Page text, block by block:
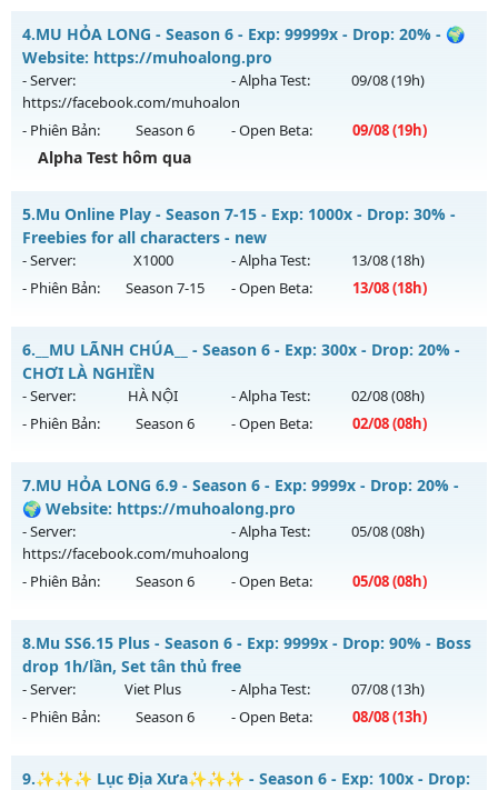
Thể loại: Mu Nguyên bản Webzen
Antihack: OK
Mu Tu Tiên - Miễn Phí 99% Mốc Nạp 200K
Mu mới ra tháng 08 2026 - Mở máy chủ
vào 13h ngày 12/08/2626
Exp: 9999x - Drop: 80%
Kiểu reset: Reset In Game
Antihack: Shark
4.MU HỎA LONG - Season 6 - Exp: 99999x - Drop: 20% - 🌍
Website: https://muhoalong.pro
- Server:
https://facebook.com/muhoalon
- Alpha Test: 09/08(19h)
- Phiên Bản: Season 6 - Open Beta: 09/08(19h)
Alpha Test hôm qua
MU HỎA LONG - 🌍 Website: https://muhoalong.pro
Mu mới ra tháng 08 2026 - Mở máy chủ
https://facebook.com/muhoalonvào 19h ngày 09/08/2626
Exp: 99999x - Drop: 20%
Thể loại: Mu Nguyên bản Webzen
Antihack: XShield
5.Mu Online Play - Season 7-15 - Exp: 1000x - Drop: 30% -
Freebies for all characters - new
- Server: X1000 - Alpha Test: 13/08(18h)
- Phiên Bản:
Season 7-15 - Open Beta: 13/08(18h)
Mu Online Play - Freebies for all characters - new
Mu mới ra tháng 08 2026 - Mở máy chủ
13/08/2626
Exp: 1000x - Drop: 30%
Thể loại: Mu Nguyên bản Webzen
Antihack: AntiShield
6. __MU LÃNH CHÚA__ - Season 6 - Exp: 300x - Drop: 20% -
CHƠI LÀ NGHIỀN
- Server: HÀ NỘI - Alpha Test: 02/08(08h)
- Phiên Bản:
Season 6 - Open Beta: 02/08(08h)
__MU LÃNH CHÚA__ - CHƠI LÀ NGHIỀN
Mu mới ra tháng 08 2026 - Mở máy chủ
ngày 02/08/2626
Exp: 300x - Drop: 20%
Antihack: GoldShield
7.MU HỎA LONG 6.9 - Season 6 - Exp: 9999x - Drop: 20% -
🌍 Website: https://muhoalong.pro
- Server:
https://facebook.com/muhoalong
- Alpha Test: 05/08(08h)
- Phiên Bản: Season 6 - Open Beta: 05/08(08h)
MU HỎA LONG 6.9 - 🌍 Website: https://muhoalong.pro
Mu mới ra tháng 08 2026 - Mở máy chủ
https://facebook.com/muhoalongvào 08h ngày
05/08/2626
Kiểu reset: Non Reset
8.Mu SS6.15 Plus - Season 6 - Exp: 9999x - Drop: 90% - Boss
drop 1h/lần, Set tân thủ free
- Server: Viet Plus - Alpha Test: 07/08(13h)
- Phiên Bản:
Season 6 - Open Beta: 08/08(13h)
Mu SS6.15 Plus - Boss drop 1h/lần, Set tân thủ free
9.✨✨✨ Lục Địa Xưa✨✨✨ - Season 6 - Exp: 100x - Drop: